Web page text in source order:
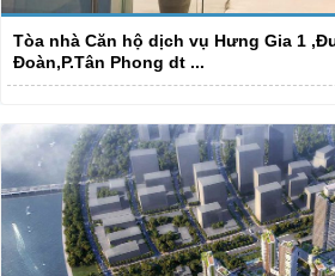
Tòa nhà Căn hộ dịch vụ Hưng Gia 1
Đoàn,P.Tân Phong dt ...